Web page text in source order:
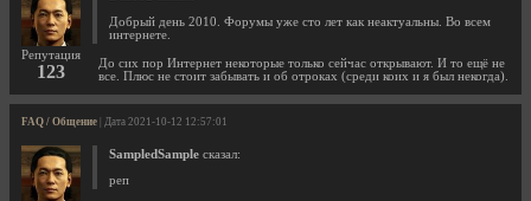
Репутация
123
Добрый день 2010. Форумы уже сто лет как неактуальны. Во всем
интернете.
До сих пор Интернет некоторые только сейчас открывают. И то ещё не
все. Плюс не стоит забывать и об отроках (среди коих и я был некогда).
FAQ / Общение | Дата 2021-10-12 12:57:01
SampledSample сказал:
реп